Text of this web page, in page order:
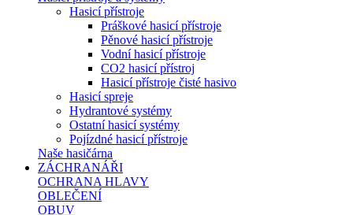
Hasicí přístroje
Práškové hasicí přístroje
Pěnové hasicí přístroje
Vodní hasicí přístroje
CO2 hasicí přístroj
Hasicí přístroje čisté hasivo
Hasicí spreje
Hydrantové systémy
Ostatní hasicí systémy
Pojízdné hasicí přístroje
Naše hasičárna
ZÁCHRANÁŘI
OCHRANA HLAVY
OBLEČENÍ
OBUV